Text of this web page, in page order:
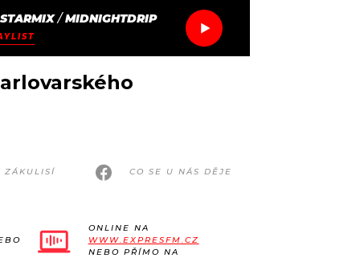
STARMIX/MIDNIGHTDRIP
ZÁKULISÍ CO SE U NÁS DĚJE
ONLINE NA
WWW.EXPRESFM.CZ
NEBO PŘÍMO NA